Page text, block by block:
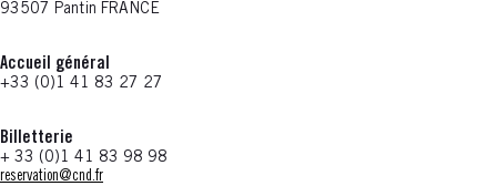
93507 Pantin FRANCE
Accueil général
+33 (0)1 41 83 27 27
Billetterie
+ 33 (0)1 41 83 98 98
reservation@cnd.fr